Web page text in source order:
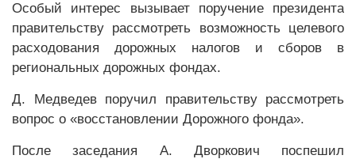
Особый интерес вызывает поручение президента
правительству рассмотреть возможность целевого
расходования дорожных налогов и сборов в
региональных дорожных фондах.
Д. Медведев поручил правительству рассмотреть
вопрос о «восстановлении Дорожного фонда».
После заседания А. Дворкович поспешил